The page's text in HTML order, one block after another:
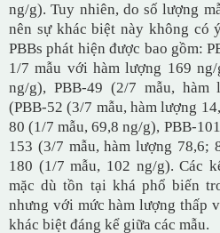
ng/g). Tuy nhiên, do số lượng
nên sự khác biệt này không có
PBBs phát hiện được bao gồm:
1/7 mẫu với hàm lượng 169
ng/g), PBB-49 (2/7 mẫu,
(PBB-52 (3/7 mẫu, hàm lượng
80 (1/7 mẫu, 69,8 ng/g), PBB-
153 (3/7 mẫu, hàm lượng 78,6;
180 (1/7 mẫu, 102 ng/g). Các
mặc dù tồn tại khá phổ biến
nhưng với mức hàm lượng thấp
khác biệt đáng kể giữa các mẫu.